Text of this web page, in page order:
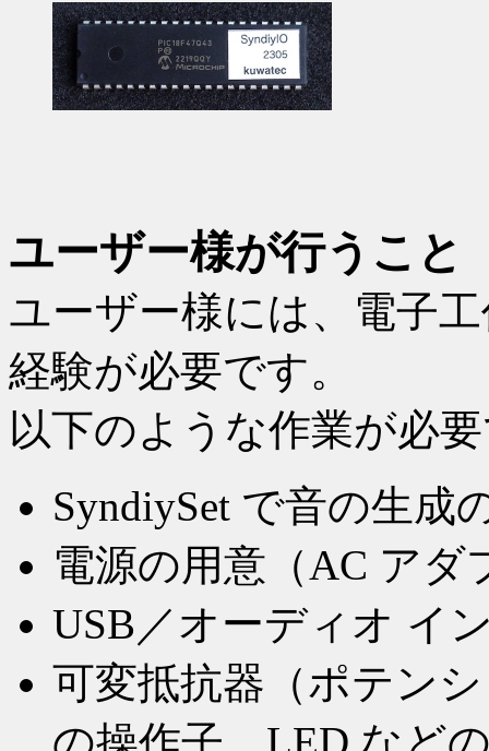
ユーザー様が行うこと
ユーザー様には、電子
経験が必要です。
以下のような作業が必
SyndiySet で音の生成
電源の用意（AC アダ
USB／オーディオ イ
可変抵抗器（ポテン
の操作子、LED など